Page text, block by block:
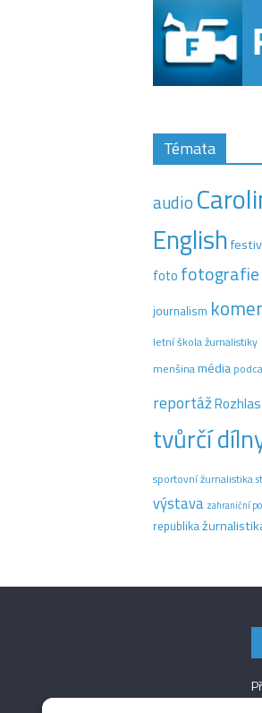
Témata
audio
English
foto fotografie
journalism
letní škola žurnalistiky
menšinamédia
reportážRozhlas
tvůrčí
sportovní žurnalistika
výstava zahraniční
republika